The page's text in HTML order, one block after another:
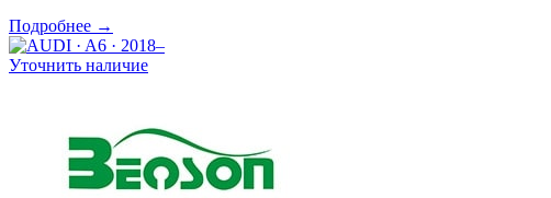
Подробнее →
Уточнить наличие